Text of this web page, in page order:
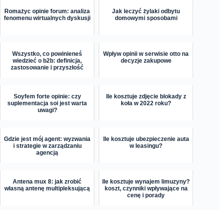
Romażyc opinie forum: analiza
fenomenu wirtualnych dyskusji
Jak leczyć żylaki odbytu
domowymi sposobami
Wszystko, co powinieneś
wiedzieć o b2b: definicja,
zastosowanie i przyszłość
Wpływ opinii w serwisie otto na
decyzje zakupowe
Soyfem forte opinie: czy
suplementacja soi jest warta
uwagi?
Ile kosztuje zdjęcie blokady z
koła w 2022 roku?
Gdzie jest mój agent: wyzwania
i strategie w zarządzaniu
agencją
Ile kosztuje ubezpieczenie auta
w leasingu?
Antena mux 8: jak zrobić
własną antenę multipleksującą
Ile kosztuje wynajem limuzyny?
koszt, czynniki wpływające na
cenę i porady